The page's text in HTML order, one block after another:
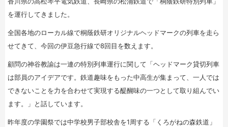
を運行してきました。
全国各地のローカル線で桐蔭鉄研オリジナルヘッドマークの列車を走ら
せてきて、今回の伊豆急行線で8回目を数えます。
顧問の神谷教諭は一連の特別列車運行に関して「ヘッドマーク貸切列車
は部員のアイデアです。鉄道趣味をもった中高生が集まって、一人では
できないことを力を合わせて実現する醍醐味の一つとして取り組んでい
ます。」と話しています。
昨年度の学園祭では中学校男子部校舎を1周する「くろがねの森鉄道」